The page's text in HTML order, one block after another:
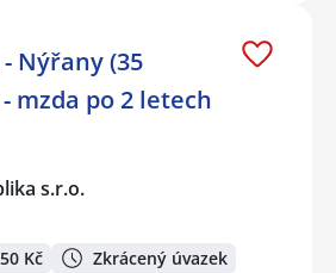
Nýřany (35
mzda po 2 letech
s.r.o.
Kč Zkrácený úvazek